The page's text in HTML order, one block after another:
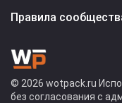
Правила
© 2026 wotpack.ru
без согласования с